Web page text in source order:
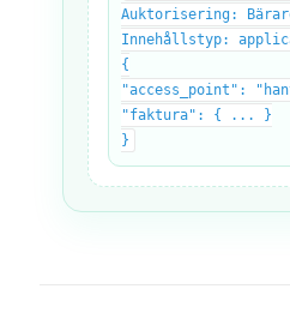
Auktorisering: Bärare
Innehållstyp:
{
"access_point":
"faktura": { ... }
}